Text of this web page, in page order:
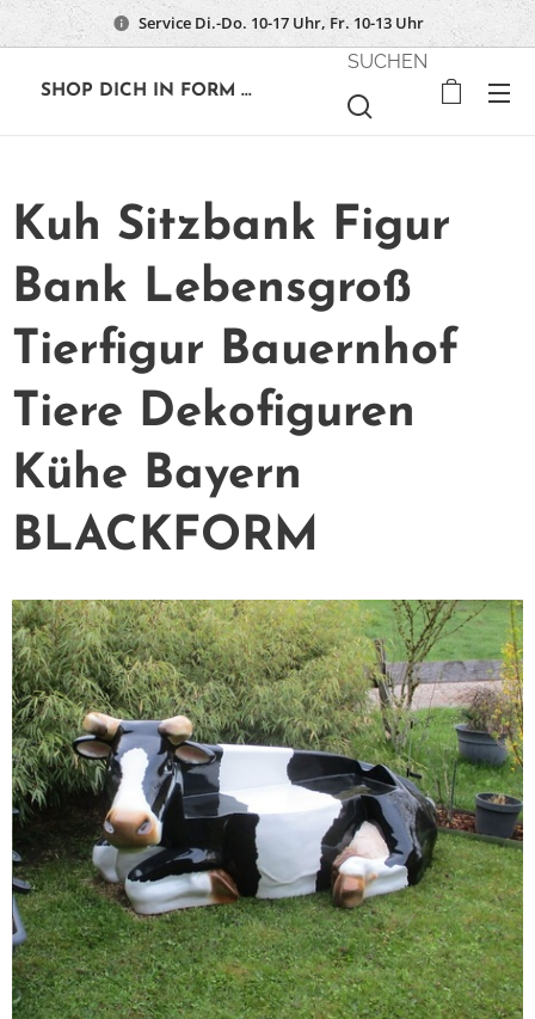
Service Di.-Do. 10-17 Uhr, Fr. 10-13 Uhr
SHOP DICH IN FORM ...
SUCHEN
Kuh Sitzbank Figur
Bank Lebensgroß
Tierfigur Bauernhof
Tiere Dekofiguren
Kühe Bayern
BLACKFORM